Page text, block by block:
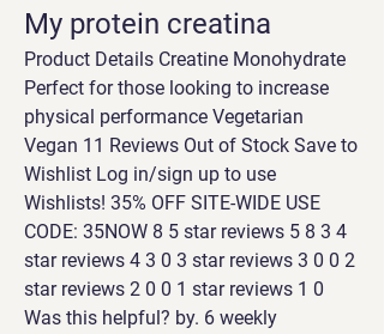
My protein creatina
Product Details Creatine Monohydrate
Perfect for those looking to increase
physical performance Vegetarian
Vegan 11 Reviews Out of Stock Save to
Wishlist Log in/sign up to use
Wishlists! 35% OFF SITE-WIDE USE
CODE: 35NOW 8 5 star reviews 5 8 3 4
star reviews 4 3 0 3 star reviews 3 0 0 2
star reviews 2 0 0 1 star reviews 1 0
Was this helpful? by. 6 weekly